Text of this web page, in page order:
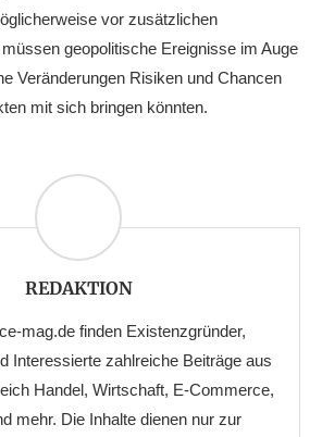
vor zusätzlichen
geopolitische Ereignisse im Auge
Veränderungen Risiken und Chancen
mit sich bringen könnten.
REDAKTION
mag.de finden Existenzgründer,
Interessierte zahlreiche Beiträge aus
Handel, Wirtschaft, E-Commerce,
mehr. Die Inhalte dienen nur zur